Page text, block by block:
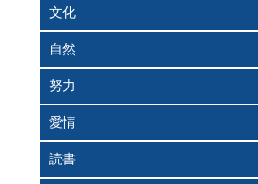
文化
自然
努力
愛情
読書